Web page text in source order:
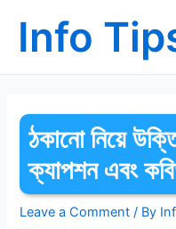
contentInfo
ঠকানো নিয়ে
ক্যাপশন এবং
Leave a Comment / By